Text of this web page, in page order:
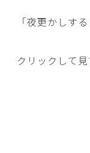
「夜更かしす
クリックして見